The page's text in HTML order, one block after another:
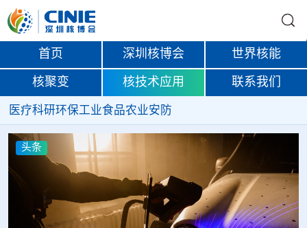
首页 深圳核博会 世界核能
核聚变 核技术应用 联系我们
医疗科研环保工业食品农业安防
头条